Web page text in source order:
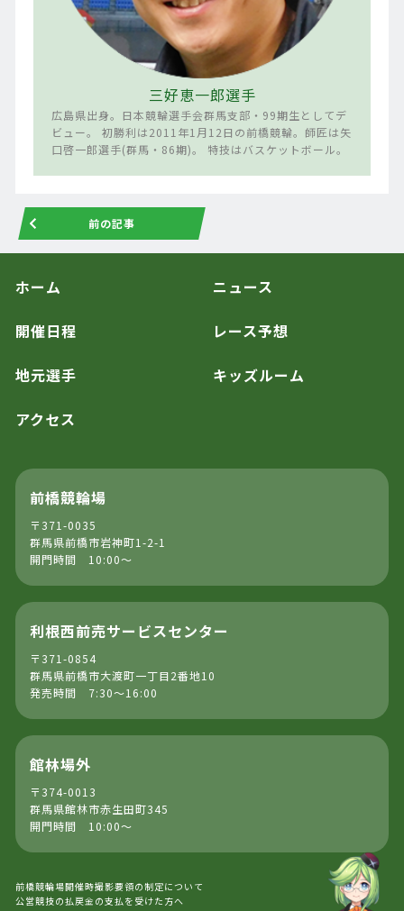
三好恵一郎選手
広島県出身。日本競輪選手会群馬支部・99期生としてデ
ビュー。 初勝利は2011年1月12日の前橋競輪。師匠は矢
口啓一郎選手(群馬・86期)。 特技はバスケットボール。
前の記事
ホーム ニュース
開催日程 レース予想
地元選手 キッズルーム
アクセス
前橋競輪場
〒371-0035
群馬県前橋市岩神町1-2-1
開門時間 10:00～
利根西前売サービスセンター
〒371-0854
群馬県前橋市大渡町一丁目2番地10
発売時間 7:30～16:00
館林場外
〒374-0013
群馬県館林市赤生田町345
開門時間 10:00～
前橋競輪場開催時撮影要領の制定について
公営競技の払戻金の支払を受けた方へ